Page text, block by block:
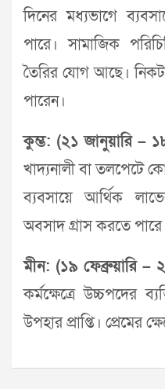
দিনের মধ্যভাগে
পারে। সামাজিক
তৈরির যোগ আছে। নিকট
পারেন।
কুম্ভ: (২১ জানুয়ারি –
খাদ্যনালী বা তলপেটে
ব্যবসায়ে আর্থিক
অবসাদ গ্রাস করতে
মীন: (১৯ ফেব্রুয়ারি –
কর্মক্ষেত্রে উচ্চপদের
উপহার প্রাপ্তি। প্রেমের